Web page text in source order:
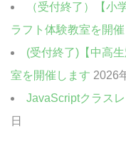
（受付終了）【小
ラフト体験教室を開
(受付終了)【中高
室を開催します 2026
JavaScriptクラス
日